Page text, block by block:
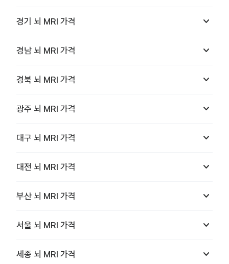
경기 뇌 MRI 가격 keyboard_arrow_down
경남 뇌 MRI 가격 keyboard_arrow_down
경북 뇌 MRI 가격 keyboard_arrow_down
광주 뇌 MRI 가격 keyboard_arrow_down
대구 뇌 MRI 가격 keyboard_arrow_down
대전 뇌 MRI 가격 keyboard_arrow_down
부산 뇌 MRI 가격 keyboard_arrow_down
서울 뇌 MRI 가격 keyboard_arrow_down
세종 뇌 MRI 가격 keyboard_arrow_down